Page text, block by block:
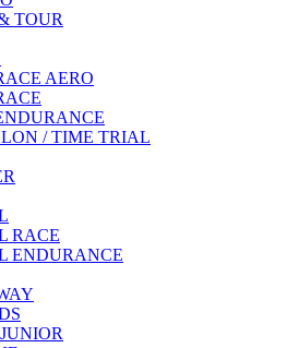
TOUR
AERO
/ TIME TRIAL
RACE
ENDURANCE